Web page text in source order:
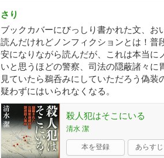
さり
ブックカバーにびっしり書かれた文、
読んだけれどノンフィクションとは！普
安になりながら読んだが、これは本当
いと思うほどの警察、司法の隠蔽諸々
見ていたら鵜呑みにしていただろう偽
疑わずにはいられなくなる。
殺人犯はそこにいる
清水 潔
本を登録 あらす